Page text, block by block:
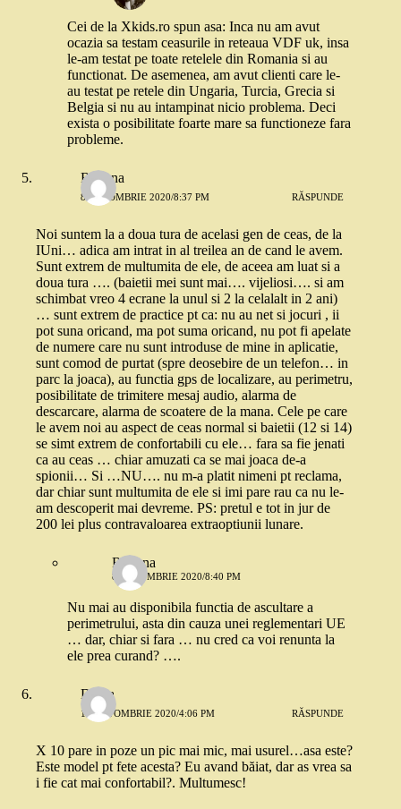
Cei de la Xkids.ro spun asa: Inca nu am avut
ocazia sa testam ceasurile in reteaua VDF uk, insa
le-am testat pe toate retelele din Romania si au
functionat. De asemenea, am avut clienti care le-
au testat pe retele din Ungaria, Turcia, Grecia si
Belgia si nu au intampinat nicio problema. Deci
exista o posibilitate foarte mare sa functioneze fara
probleme.
Roxana
8 OCTOMBRIE 2020/8:37 PM RĂSPUNDE
Noi suntem la a doua tura de acelasi gen de ceas, de la
IUni… adica am intrat in al treilea an de cand le avem.
Sunt extrem de multumita de ele, de aceea am luat si a
doua tura …. (baietii mei sunt mai…. vijeliosi…. si am
schimbat vreo 4 ecrane la unul si 2 la celalalt in 2 ani)
… sunt extrem de practice pt ca: nu au net si jocuri , ii
pot suna oricand, ma pot suma oricand, nu pot fi apelate
de numere care nu sunt introduse de mine in aplicatie,
sunt comod de purtat (spre deosebire de un telefon… in
parc la joaca), au functia gps de localizare, au perimetru,
posibilitate de trimitere mesaj audio, alarma de
descarcare, alarma de scoatere de la mana. Cele pe care
le avem noi au aspect de ceas normal si baietii (12 si 14)
se simt extrem de confortabili cu ele… fara sa fie jenati
ca au ceas … chiar amuzati ca se mai joaca de-a
spionii… Si …NU…. nu m-a platit nimeni pt reclama,
dar chiar sunt multumita de ele si imi pare rau ca nu le-
am descoperit mai devreme. PS: pretul e tot in jur de
200 lei plus contravaloarea extraoptiunii lunare.
Roxana
8 OCTOMBRIE 2020/8:40 PM
Nu mai au disponibila functia de ascultare a
perimetrului, asta din cauza unei reglementari UE
… dar, chiar si fara … nu cred ca voi renunta la
ele prea curand? ….
Diana
10 OCTOMBRIE 2020/4:06 PM RĂSPUNDE
X 10 pare in poze un pic mai mic, mai usurel…asa este?
Este model pt fete acesta? Eu avand băiat, dar as vrea sa
i fie cat mai confortabil?. Multumesc!